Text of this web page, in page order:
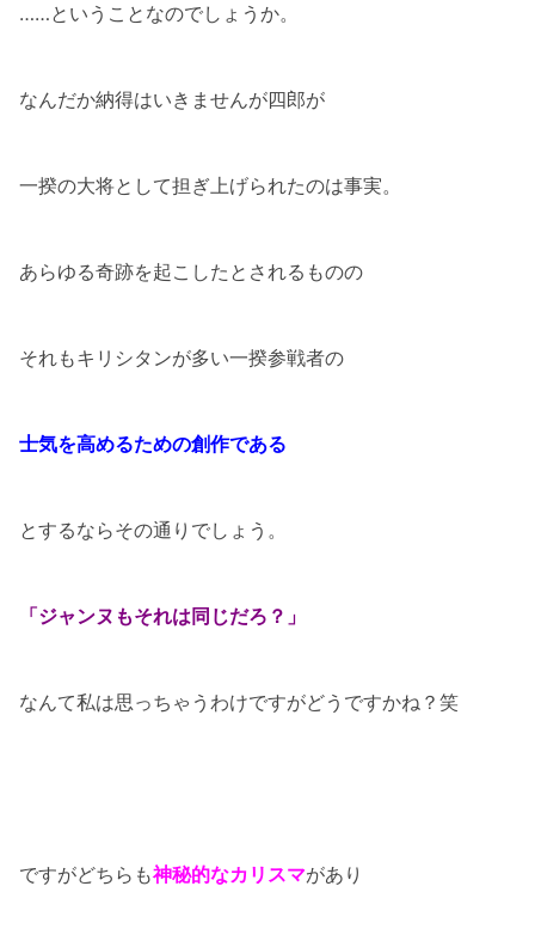
……ということなのでしょうか。
なんだか納得はいきませんが四郎が
一揆の大将として担ぎ上げられたのは事実。
あらゆる奇跡を起こしたとされるものの
それもキリシタンが多い一揆参戦者の
士気を高めるための創作である
とするならその通りでしょう。
「ジャンヌもそれは同じだろ？」
なんて私は思っちゃうわけですがどうですかね？笑
ですがどちらも神秘的なカリスマがあり